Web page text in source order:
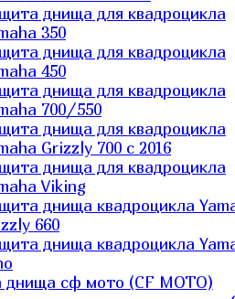
днища для квадроцикла
350
днища для квадроцикла
450
днища для квадроцикла
700/550
днища для квадроцикла
Grizzly 700 с 2016
днища для квадроцикла
Viking
днища квадроцикла
660
днища квадроцикла
днища сф мото (CF MOTO)